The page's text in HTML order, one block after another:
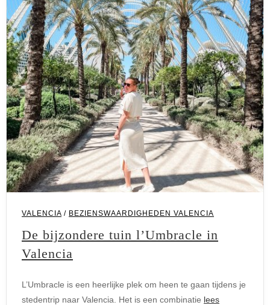
VALENCIA / BEZIENSWAARDIGHEDEN VALENCIA
De bijzondere tuin l’Umbracle in
Valencia
L’Umbracle is een heerlijke plek om heen te gaan tijdens je
stedentrip naar Valencia. Het is een combinatie lees